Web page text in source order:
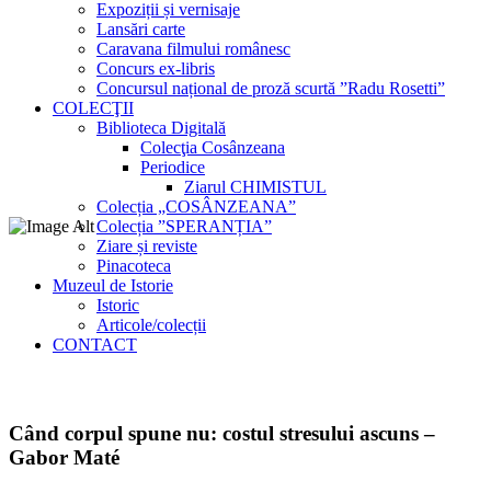
Expoziții și vernisaje
Lansări carte
Caravana filmului românesc
Concurs ex-libris
Concursul național de proză scurtă ”Radu Rosetti”
COLECŢII
Biblioteca Digitală
Colecţia Cosânzeana
Periodice
Ziarul CHIMISTUL
Colecția „COSÂNZEANA”
Colecția ”SPERANȚIA”
Ziare și reviste
Pinacoteca
Muzeul de Istorie
Istoric
Articole/colecții
CONTACT
Când corpul spune nu: costul stresului ascuns –
Gabor Maté